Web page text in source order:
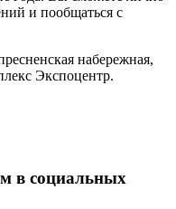
и пообщаться с
набережная,
Экспоцентр.
в социальных